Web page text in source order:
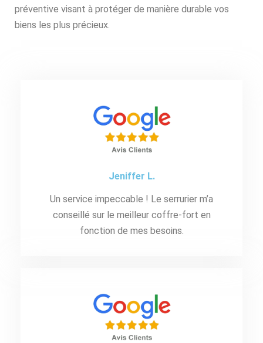
préventive visant à protéger de manière durable vos
biens les plus précieux.
Jeniffer L.
Un service impeccable ! Le serrurier m’a
conseillé sur le meilleur coffre-fort en
fonction de mes besoins.